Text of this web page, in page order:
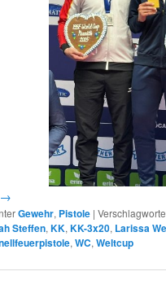
→
Gewehr, Pistole |
Steffen, KK, KK-3x20, Larissa
, WC, Weltcup